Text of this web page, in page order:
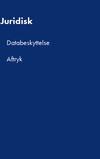
Juridisk
Databeskyttelse
Aftryk